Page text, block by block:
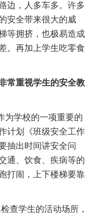
边，人多车多。许多
安全带来很大的威
等拥挤，也极易造成
。再加上学生吃零食
常重视学生的安全教
为学校的一项重要的
计划《班级安全工作
抽出时间讲安全问
通、饮食、疾病等的
打闹，上下楼梯要靠
查学生的活动场所，